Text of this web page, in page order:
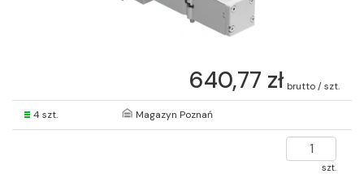
640,77 zł brutto / szt.
4 szt. Magazyn Poznań
szt.